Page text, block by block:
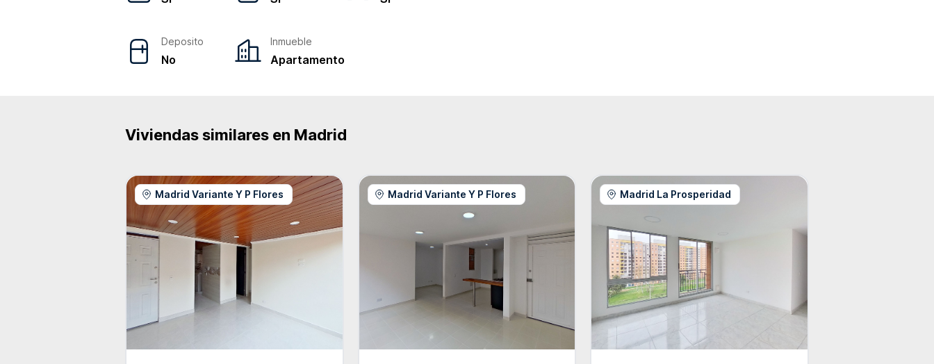
Deposito
No
Inmueble
Apartamento
Viviendas similares en Madrid
Madrid Variante Y P Flores Madrid Variante Y P Flores Madrid La Prosperidad